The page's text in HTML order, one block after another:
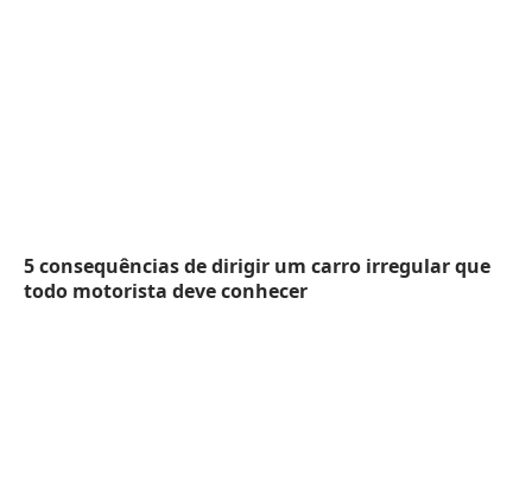
5 consequências de dirigir um carro irregular que
todo motorista deve conhecer